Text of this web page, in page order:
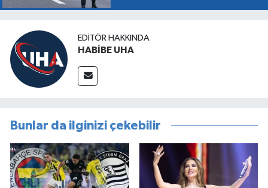
EDITÖR HAKKINDA
HABİBE UHA
Bunlar da ilginizi çekebilir